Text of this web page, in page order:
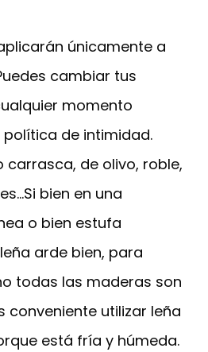
únicamente a
cambiar tus
momento
de intimidad.
carrasca, de olivo, roble,
bien en una
o bien estufa
arde bien, para
todas las maderas son
conveniente utilizar leña
está fría y húmeda.